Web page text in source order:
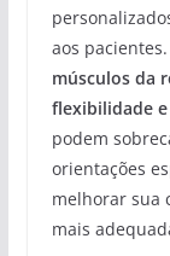
aos pacientes.
músculos da
flexibilidade
podem
orientações
melhorar sua
mais